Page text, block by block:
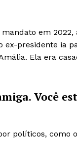
em
presidente ia
Ela era
Você
políticos, como